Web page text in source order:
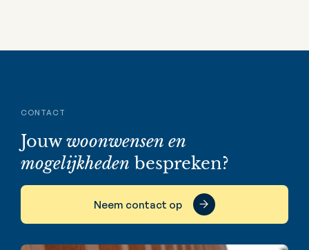
CONTACT
Jouwwoonwensen en
mogelijkheden bespreken?
Neem contact op